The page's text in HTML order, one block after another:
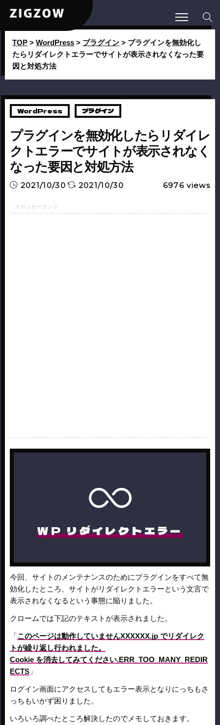
TOP >WordPress > プラグイン > プラグインを無効化し
たらリダイレクトエラーでサイトが表示されなくなった要
因と対処方法
WordPress プラグイン
プラグインを無効化したらリダイレ
クトエラーでサイトが表示されなく
なった要因と対処方法
2021/10/30 2021/10/30 6976views
WP リダイレクトエラー
今回、サイトのメンテナンスのためにプラグインをすべて無
効化したところ、サイトがリダイレクトエラーという文言で
表示されなくなるという事態に陥りました。
クロームでは下記のテキストが表示されました。
「このページは動作していませんXXXXXX.jp でリダイレク
トが繰り返し行われました。
Cookie を消去してみてください.ERR_TOO_MANY_REDIR
ECTS 」
ログイン画面にアクセスしてもエラー表示となりにっちもさ
っちもいかず困りました。
いろいろ調べたところ解決したのでメモしておきます。